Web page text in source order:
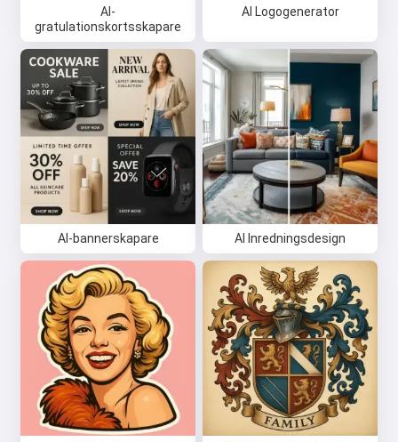
AI-
gratulationskortsskapare
AI Logogenerator
AI-bannerskapare AI Inredningsdesign